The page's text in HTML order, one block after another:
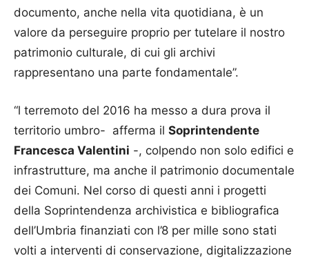
documento, anche nella vita quotidiana, è un
valore da perseguire proprio per tutelare il nostro
patrimonio culturale, di cui gli archivi
rappresentano una parte fondamentale”.
“l terremoto del 2016 ha messo a dura prova il
territorio umbro- afferma il Soprintendente
Francesca Valentini -, colpendo non solo edifici e
infrastrutture, ma anche il patrimonio documentale
dei Comuni. Nel corso di questi anni i progetti
della Soprintendenza archivistica e bibliografica
dell’Umbria finanziati con l’8 per mille sono stati
volti a interventi di conservazione, digitalizzazione